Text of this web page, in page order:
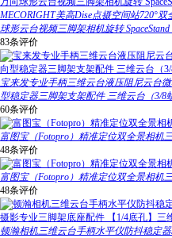
MECORIGHT美高Dise点摄空间站720°
球形云台视频三脚架相机旋转
83条评价
宝来发专业手柄三维云台液压阻尼云台
型稳定器三脚架支架配件 三维云台（3/8
60条评价
富图宝（Fotopro）精准定位双全景相机
48条评价
富图宝（Fotopro）精准定位双全景相机
48条评价
顿瀚相机三维云台手柄水平仪防抖稳定